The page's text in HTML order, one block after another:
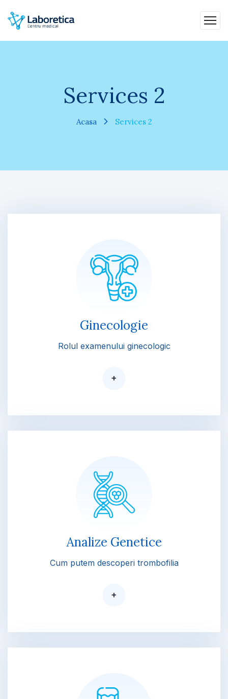
Services 2
Acasa Services 2
Ginecologie
Rolul examenului ginecologic
+
Analize Genetice
Cum putem descoperi trombofilia
+